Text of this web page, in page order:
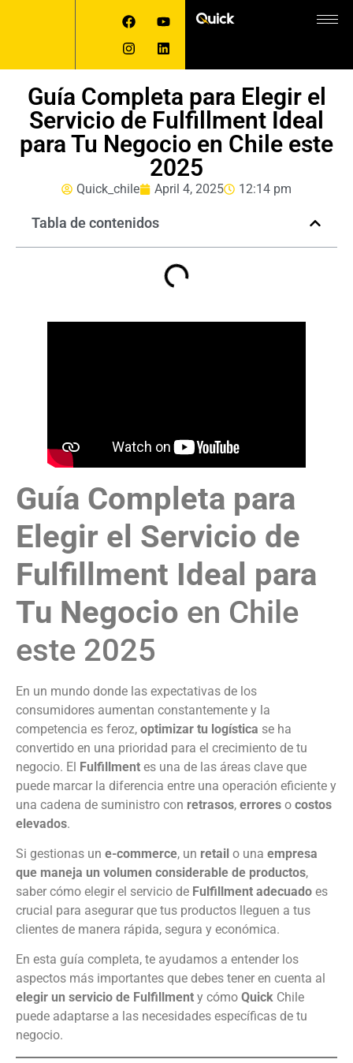
Guía Completa para Elegir el
Servicio de Fulfillment Ideal
para Tu Negocio en Chile este
2025
Quick_chile April 4, 2025 12:14 pm
Tabla de contenidos
Guía Completa para
Elegir el Servicio de
Fulfillment Ideal para
Tu Negocio en Chile
este 2025
En un mundo donde las expectativas de los
consumidores aumentan constantemente y la
competencia es feroz, optimizar tu logística se ha
convertido en una prioridad para el crecimiento de tu
negocio. El Fulfillment es una de las áreas clave que
puede marcar la diferencia entre una operación eficiente y
una cadena de suministro con retrasos, errores o costos
elevados.
Si gestionas un e-commerce, un retail o una empresa
que maneja un volumen considerable de productos,
saber cómo elegir el servicio de Fulfillment adecuado es
crucial para asegurar que tus productos lleguen a tus
clientes de manera rápida, segura y económica.
En esta guía completa, te ayudamos a entender los
aspectos más importantes que debes tener en cuenta al
elegir un servicio de Fulfillment y cómo Quick Chile
puede adaptarse a las necesidades específicas de tu
negocio.